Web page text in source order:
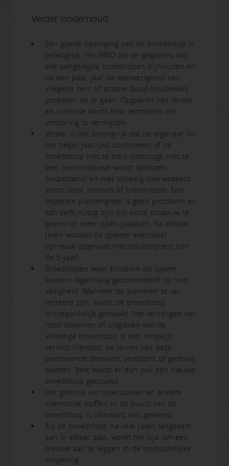
Verder onderhoud
Een goede opvolging van de broedhoop is
belangrijk. Het INBO zal de gegevens van
alle aangelegde broedhopen bijhouden en
na een paar jaar de aanwezigheid van
vliegend hert of andere dood-houtkevers
proberen na te gaan. Opgraven van larven
als controle wordt best vermeden om
verstoring te vermijden.
Verder is het belangrijk dat de eigenaar (in
het begin jaarlijks) controleert of de
broedhoop niet te sterk uitdroogt, niet te
veel overschaduwd wordt (gesloten
bosbestand) en niet volledig overwoekerd
wordt door bramen of brandnetels. Een
beperkte plantengroei is geen probleem en
kan zelfs nuttig zijn om extra schaduw te
geven op meer open plaatsen. Na enkele
jaren worden de spleten eventueel
opnieuw opgevuld met houtsnippers (om
de 5 jaar).
Broedhopen waar kinderen op spelen
worden regelmatig gecontroleerd op hun
veiligheid. Wanneer de stammen te ver
verteerd zijn, wordt de broedhoop
ontoegankelijk gemaakt. Het vervangen van
rotte stammen of uitgraven van de
volledige broedhoop is niet mogelijk
vermits hierdoor de larven van deze
beschermde diersoort verstoord of gedood
worden. Best wordt er dan ook een nieuwe
broedhoop gebouwd.
Het gebruik van insecticiden en andere
chemische stoffen in de buurt van de
broedhoop is uiteraard niet gewenst.
Als de broedhoop na vele jaren langzaam
aan in elkaar zakt, wordt het tijd om een
nieuwe aan te leggen in de onmiddellijke
omgeving.